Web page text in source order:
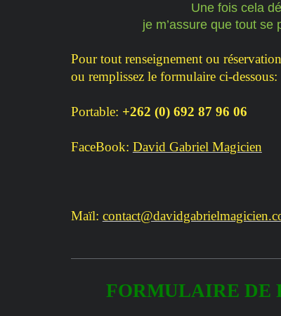
Une fois cela
je m’assure que tout se
Pour tout renseignement ou
ou remplissez le formulaire ci-dessous:
Portable: +262 (0) 692 87 96 06
FaceBook: David Gabriel Magicien
Maïl:
FORMULAIRE DE